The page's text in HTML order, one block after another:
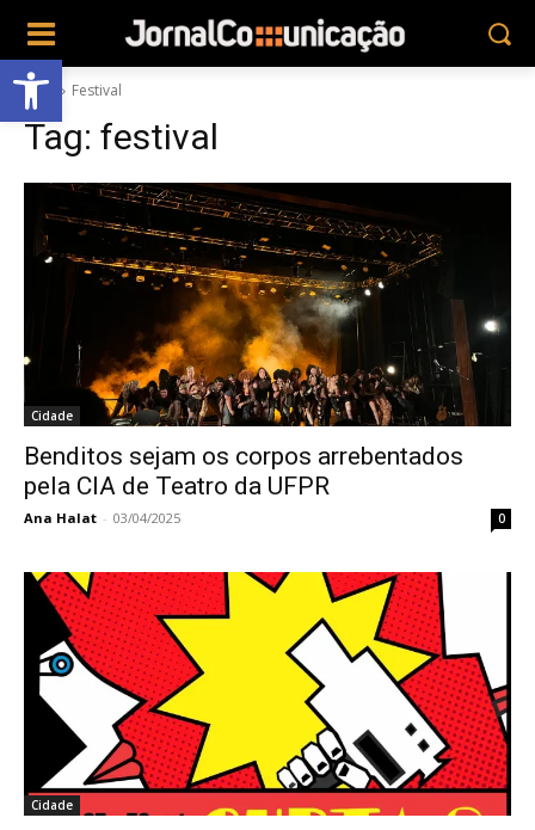
Abrir a barra de ferramentas
Tags Festival
Tag: festival
Cidade
Benditos sejam os corpos arrebentados
pela CIA de Teatro da UFPR
Ana Halat - 03/04/2025 0
Cidade